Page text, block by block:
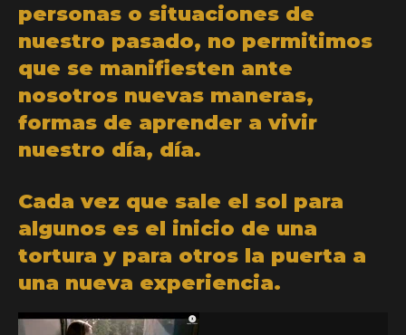
personas o situaciones de
nuestro pasado, no permitimos
que se manifiesten ante
nosotros nuevas maneras,
formas de aprender a vivir
nuestro día, día.
Cada vez que sale el sol para
algunos es el inicio de una
tortura y para otros la puerta a
una nueva experiencia.